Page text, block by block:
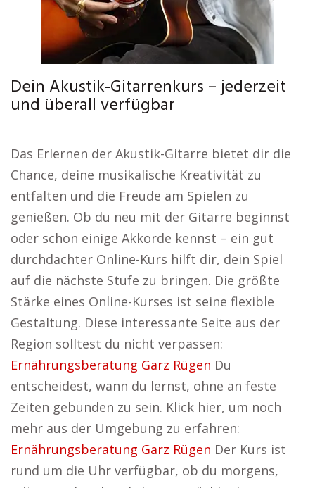
Dein Akustik-Gitarrenkurs – jederzeit
und überall verfügbar
Das Erlernen der Akustik-Gitarre bietet dir die
Chance, deine musikalische Kreativität zu
entfalten und die Freude am Spielen zu
genießen. Ob du neu mit der Gitarre beginnst
oder schon einige Akkorde kennst – ein gut
durchdachter Online-Kurs hilft dir, dein Spiel
auf die nächste Stufe zu bringen. Die größte
Stärke eines Online-Kurses ist seine flexible
Gestaltung. Diese interessante Seite aus der
Region solltest du nicht verpassen:
Ernährungsberatung Garz Rügen Du
entscheidest, wann du lernst, ohne an feste
Zeiten gebunden zu sein. Klick hier, um noch
mehr aus der Umgebung zu erfahren:
Ernährungsberatung Garz Rügen Der Kurs ist
rund um die Uhr verfügbar, ob du morgens,